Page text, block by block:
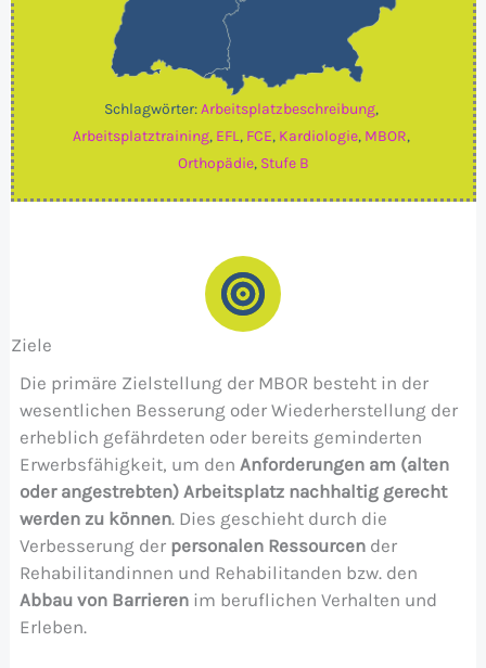
Schlagwörter:Arbeitsplatzbeschreibung
Arbeitsplatztraining, EFL, FCE, Kardiologie, MBOR
Orthopädie, Stufe B
Ziele
Die primäre Zielstellung der MBOR besteht in der
wesentlichen Besserung oder Wiederherstellung der
erheblich gefährdeten oder bereits geminderten
Erwerbsfähigkeit, um den Anforderungen am (alten
oder angestrebten) Arbeitsplatz nachhaltig gerecht
werden zu können. Dies geschieht durch die
Verbesserung der personalen Ressourcender
Rehabilitandinnen und Rehabilitanden bzw. den
Abbau von Barrierenim beruflichen Verhalten und
Erleben.